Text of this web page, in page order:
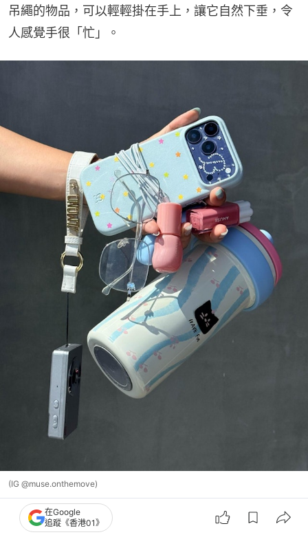
吊繩的物品，可以輕輕掛在手上，讓它自然下垂，令
人感覺手很「忙」。
(IG @muse.onthemove)
在Google
追蹤《香港01》